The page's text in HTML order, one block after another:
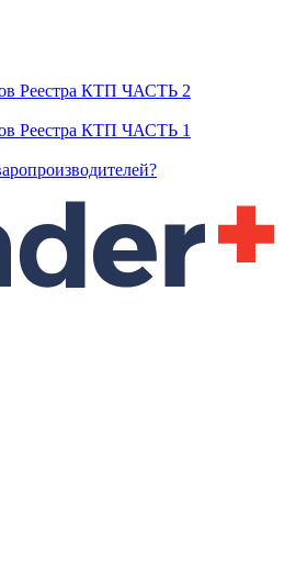
Реестра КТП ЧАСТЬ 2
Реестра КТП ЧАСТЬ 1